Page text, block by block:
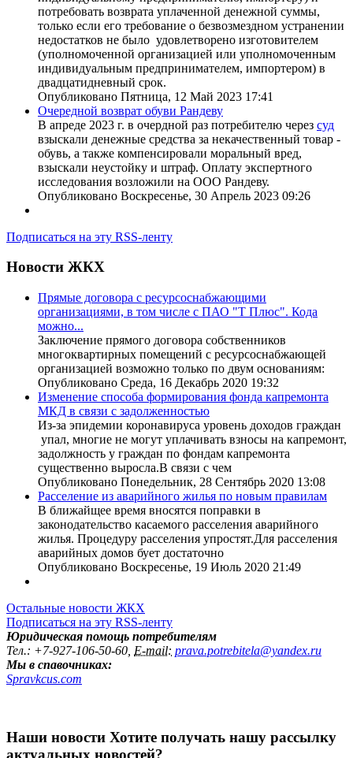
потребовать возврата уплаченной денежной суммы,
только если его требование о безвозмездном устранении
недостатков не было удовлетворено изготовителем
(уполномоченной организацией или уполномоченным
индивидуальным предпринимателем, импортером) в
двадцатидневный срок.
Опубликовано Пятница, 12 Май 2023 17:41
Очередной возврат обуви Рандеву
В апреде 2023 г. в очердной раз потребителю через суд
взыскали денежные средства за некачественный товар -
обувь, а также компенсировали моральный вред,
взыскали неустойку и штраф. Оплату экспертного
исследования возложили на ООО Рандеву.
Опубликовано Воскресенье, 30 Апрель 2023 09:26
Подписаться на эту RSS-ленту
Новости ЖКХ
Прямые договора с ресурсоснабжающими
организациями, в том числе с ПАО "Т Плюс". Кода
можно...
Заключение прямого договора собственников
многоквартирных помещений с ресурсоснабжающей
организацией возможно только по двум основаниям:
Опубликовано Среда, 16 Декабрь 2020 19:32
Изменение способа формирования фонда капремонта
МКД в связи с задолженностью
Из-за эпидемии коронавируса уровень доходов граждан
упал, многие не могут уплачивать взносы на капремонт,
задолжность у граждан по фондам капремонта
существенно выросла.В связи с чем
Опубликовано Понедельник, 28 Сентябрь 2020 13:08
Расселение из аварийного жилья по новым правилам
В ближайщее время вносятся поправки в
законодательство касаемого расселения аварийного
жилья. Процедуру расселения упростят.Для расселения
аварийных домов бует достаточно
Опубликовано Воскресенье, 19 Июль 2020 21:49
Остальные новости ЖКХ
Подписаться на эту RSS-ленту
Юридическая помощь потребителям
Тел.: +7-927-106-50-60, E-mail: prava.potrebitela@yandex.ru
Мы в спавочниках:
Spravkcus.com
Наши новости Хотите получать нашу рассылку
актуальных новостей?